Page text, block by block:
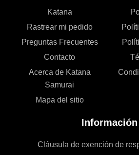
Katana
Rastrear mi pedido
Preguntas Frecuentes
Contacto
Acerca de Katana
Samurai
Mapa del sitio
Información
Cláusula de exención de